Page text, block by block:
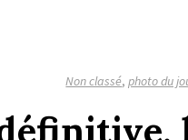
Non classé,photo du